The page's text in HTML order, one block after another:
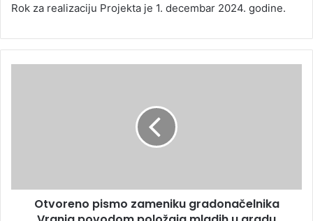
Rok za realizaciju Projekta je 1. decembar 2024. godine.
Otvoreno pismo zameniku gradonačelnika